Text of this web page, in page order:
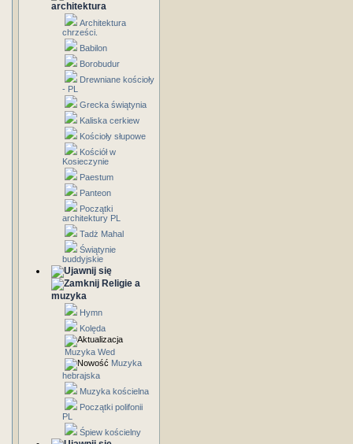
architektura
Architektura
chrześci.
Babilon
Borobudur
Drewniane kościoły
- PL
Grecka świątynia
Kaliska cerkiew
Kościoły słupowe
Kościół w
Kosieczynie
Paestum
Panteon
Początki
architektury PL
Tadż Mahal
Świątynie
buddyjskie
Religie a
muzyka
Hymn
Kolęda
Muzyka Wed
Muzyka
hebrajska
Muzyka kościelna
Początki polifonii
PL
Śpiew kościelny